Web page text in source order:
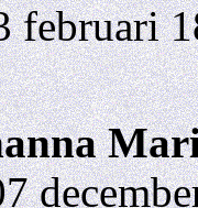
februari